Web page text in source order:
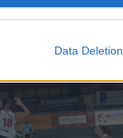
Data Deletion